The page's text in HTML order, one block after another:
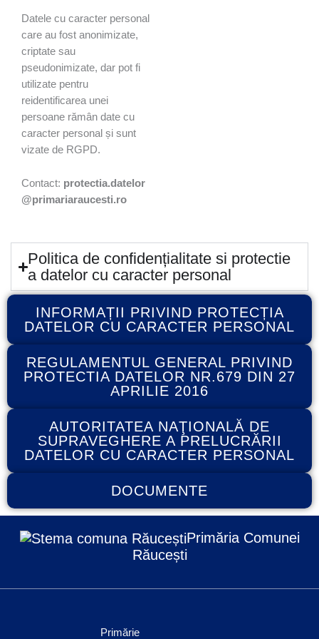
Datele cu caracter personal
care au fost anonimizate,
criptate sau
pseudonimizate, dar pot fi
utilizate pentru
reidentificarea unei
persoane rămân date cu
caracter personal și sunt
vizate de RGPD.
Contact: protectia.datelor
@primariaraucesti.ro
Politica de confidențialitate si protectie
a datelor cu caracter personal
INFORMAȚII PRIVIND PROTECȚIA
DATELOR CU CARACTER PERSONAL
REGULAMENTUL GENERAL PRIVIND
PROTECTIA DATELOR NR.679 DIN 27
APRILIE 2016
AUTORITATEA NAŢIONALĂ DE
SUPRAVEGHERE A PRELUCRĂRII
DATELOR CU CARACTER PERSONAL
DOCUMENTE
Primăria Comunei
Răucești
Primărie